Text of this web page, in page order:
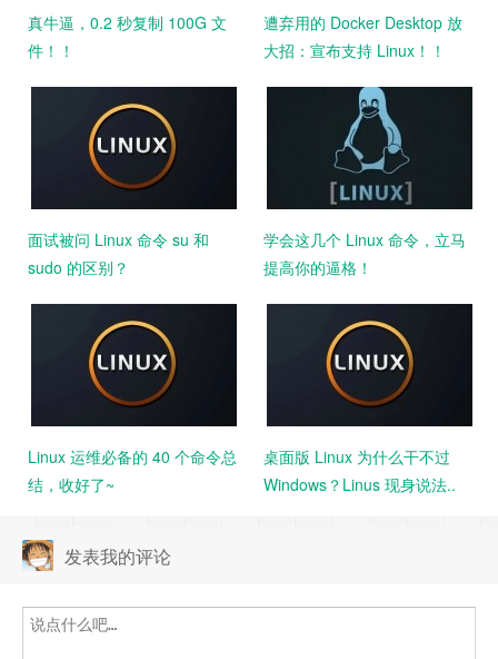
真牛逼，0.2 秒复制 100G 文
件！！
遭弃用的 Docker Desktop 放
大招：宣布支持 Linux！！
面试被问 Linux 命令 su 和
sudo 的区别？
学会这几个 Linux 命令，立马
提高你的逼格！
Linux 运维必备的 40 个命令总
结，收好了~
桌面版 Linux 为什么干不过
Windows？Linus 现身说法..
发表我的评论